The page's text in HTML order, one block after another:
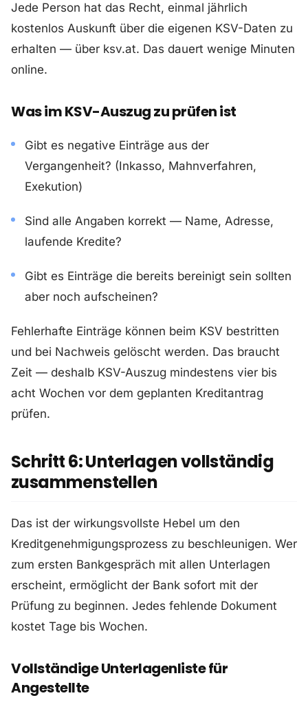
Jede Person hat das Recht, einmal jährlich
kostenlos Auskunft über die eigenen KSV-Daten zu
erhalten — über ksv.at. Das dauert wenige Minuten
online.
Was im KSV-Auszug zu prüfen ist
Gibt es negative Einträge aus der
Vergangenheit? (Inkasso, Mahnverfahren,
Exekution)
Sind alle Angaben korrekt — Name, Adresse,
laufende Kredite?
Gibt es Einträge die bereits bereinigt sein sollten
aber noch aufscheinen?
Fehlerhafte Einträge können beim KSV bestritten
und bei Nachweis gelöscht werden. Das braucht
Zeit — deshalb KSV-Auszug mindestens vier bis
acht Wochen vor dem geplanten Kreditantrag
prüfen.
Schritt 6: Unterlagen vollständig
zusammenstellen
Das ist der wirkungsvollste Hebel um den
Kreditgenehmigungsprozess zu beschleunigen. Wer
zum ersten Bankgespräch mit allen Unterlagen
erscheint, ermöglicht der Bank sofort mit der
Prüfung zu beginnen. Jedes fehlende Dokument
kostet Tage bis Wochen.
Vollständige Unterlagenliste für
Angestellte